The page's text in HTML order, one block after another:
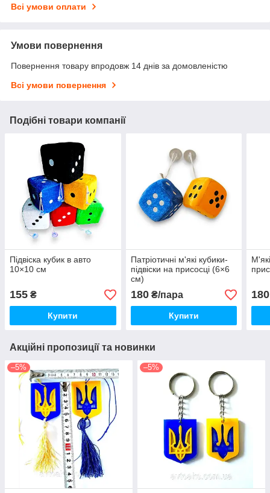
Всі умови оплати
Умови повернення
Повернення товару впродовж 14 днів за домовленістю
Всі умови повернення
Подібні товари компанії
Підвіска кубик в авто
10×10 см
155 ₴
Купити
Патріотичні м'які кубики-
підвіски на присосці (6×6
см)
180₴/пара
Купити
180
Акційні пропозиції та новинки
–5% –5%